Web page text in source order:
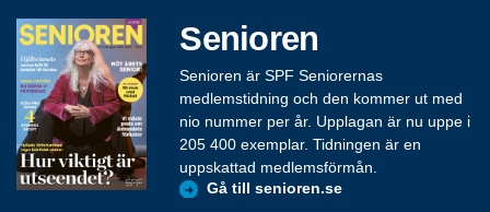
Senioren
Senioren är SPF Seniorernas
medlemstidning och den kommer ut med
nio nummer per år. Upplagan är nu uppe i
205 400 exemplar. Tidningen är en
uppskattad medlemsförmån.
Gå till senioren.se